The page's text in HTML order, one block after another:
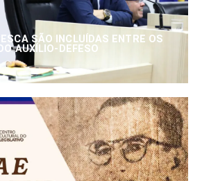
SÃO INCLUÍDAS ENTRE OS
AUXÍLIO-DEFESO